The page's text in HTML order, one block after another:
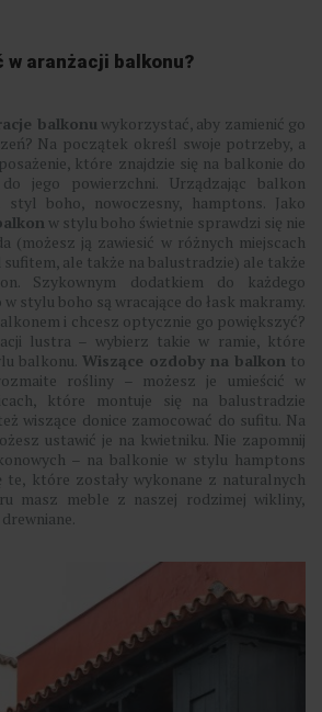
w aranżacji balkonu?
balkonu wykorzystać, aby zamienić go
Na początek określ swoje potrzeby, a
które znajdzie się na balkonie do
jego powierzchni. Urządzając balkon
boho, nowoczesny, hamptons. Jako
w stylu boho świetnie sprawdzi się nie
(możesz ją zawiesić w różnych miejscach
ale także na balustradzie) ale także
Szykownym dodatkiem do każdego
stylu boho są wracające do łask makramy.
i chcesz optycznie go powiększyć?
lustra – wybierz takie w ramie, które
balkonu. Wiszące ozdoby na balkon to
rośliny – możesz je umieścić w
które montuje się na balustradzie
wiszące donice zamocować do sufitu. Na
ustawić je na kwietniku. Nie zapomnij
– na balkonie w stylu hamptons
te, które zostały wykonane z naturalnych
masz meble z naszej rodzimej wikliny,